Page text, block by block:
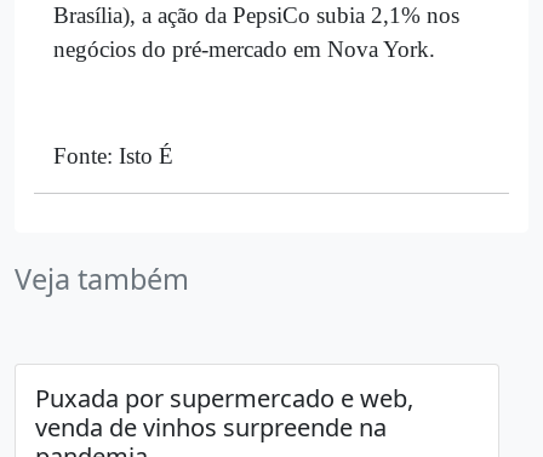
Brasília), a ação da PepsiCo subia 2,1% nos
negócios do pré-mercado em Nova York.
Fonte: Isto É
Veja também
Puxada por supermercado e web,
venda de vinhos surpreende na